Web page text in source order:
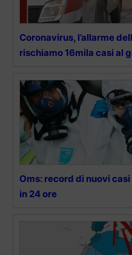
Coronavirus, l’allarme
rischiamo 16mila casi al
Oms: record di nuovi
in 24 ore